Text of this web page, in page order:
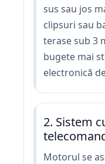
sus sau jos
clipsuri sau
terase sub 3
bugete mai
electronică
2. Sistem
Motorul se